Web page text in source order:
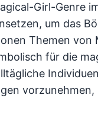
Girl-Genre
um das
Themen
für die